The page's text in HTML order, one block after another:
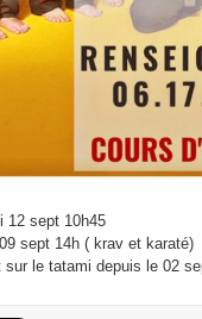
12 sept 10h45
sept 14h ( krav et karaté)
le tatami depuis le 02